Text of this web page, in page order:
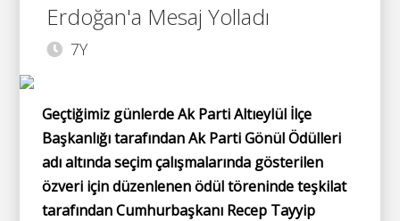
Erdoğan'a Mesaj Yolladı
7Y
Geçtiğimiz günlerde Ak Parti Altıeylül İlçe
Başkanlığı tarafından Ak Parti Gönül Ödülleri
adı altında seçim çalışmalarında gösterilen
özveri için düzenlenen ödül töreninde teşkilat
tarafından Cumhurbaşkanı Recep Tayyip